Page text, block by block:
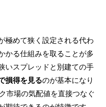
極めて狭く設定される代わ
かる仕組みを取ることが多
いスプレッドと別建ての手
損得を見るのが基本になり
市場の気配値を直接つなぐ